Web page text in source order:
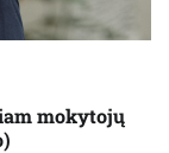
mokytojų